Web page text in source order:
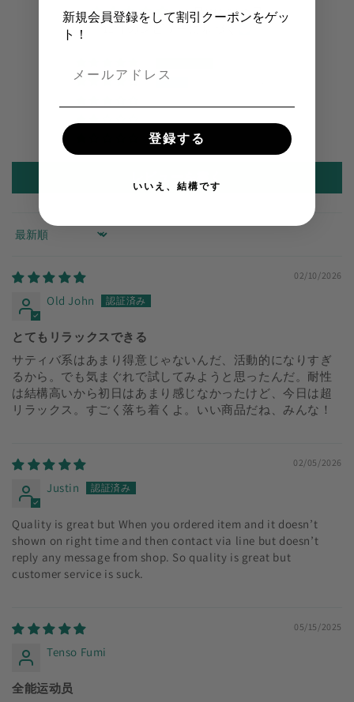
5つ星中4.64つ星
11件のレビューに基づく
レビューを書く
Sort by
02/10/2026
Old John
とてもリラックスできる
サティバ系はあまり得意じゃないんだ、活動的になりすぎ
るから。でも気まぐれで試してみようと思ったんだ。耐性
は結構高いから初日はあまり感じなかったけど、今日は超
リラックス。すごく落ち着くよ。いい商品だね、みんな！
02/05/2026
Justin
Quality is great but When you ordered item and it doesn’t
shown on right time and then contact via line but doesn’t
reply any message from shop. So quality is great but
customer service is suck.
05/15/2025
Tenso Fumi
全能运动员
新規会員登録をして割引クーポンをゲッ
ト！
登録する
いいえ、結構です